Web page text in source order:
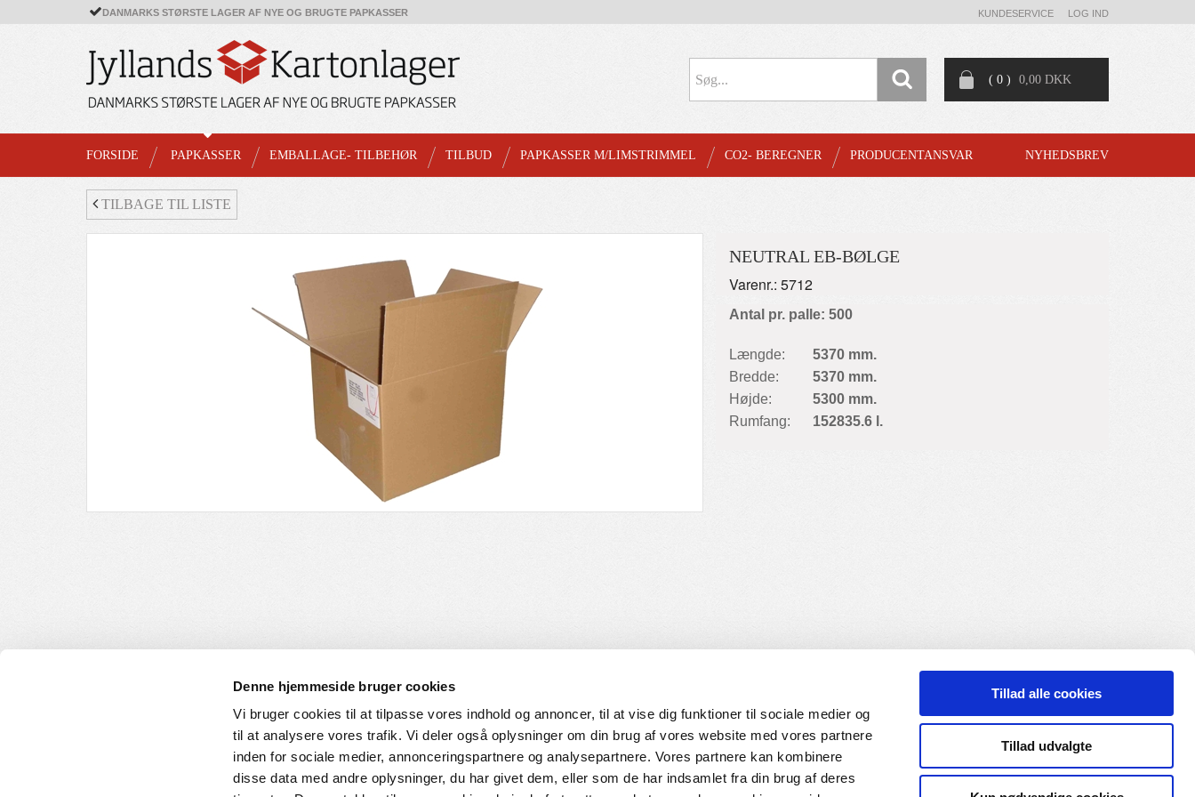
Denne hjemmeside bruger cookies
Vi bruger cookies til at tilpasse vores indhold og annoncer, til at vise dig funktioner til sociale medier og
til at analysere vores trafik. Vi deler også oplysninger om din brug af vores website med vores partnere
inden for sociale medier, annonceringspartnere og analysepartnere. Vores partnere kan kombinere
disse data med andre oplysninger, du har givet dem, eller som de har indsamlet fra din brug af deres
Tillad alle cookies
Tillad udvalgte
DANMARKS STØRSTE LAGER AF NYE OG BRUGTE PAPKASSER KUNDESERVICE LOG IND
( 0 ) 0,00 DKK
FORSIDE PAPKASSER EMBALLAGE- TILBEHØR TILBUD PAPKASSER M/LIMSTRIMMEL CO2- BEREGNER PRODUCENTANSVAR NYHEDSBREV
TILBAGE TIL LISTE
NEUTRAL EB-BØLGE
Varenr.: 5712
Antal pr. palle: 500
Længde:
5370 mm.
Bredde:
5370 mm.
Højde:
5300 mm.
Rumfang:
152835.6 l.
KUNDESERVICE
Handelsbetingelser
HVORDAN HANDLER DU
Login til web-shop